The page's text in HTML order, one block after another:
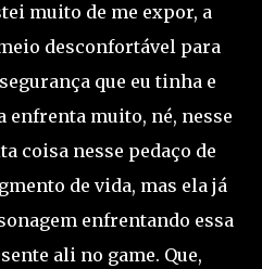
muito de me expor, a
desconfortável para
que eu tinha e
enfrenta muito, né, nesse
coisa nesse pedaço de
de vida, mas ela já
enfrentando essa
ali no game. Que,